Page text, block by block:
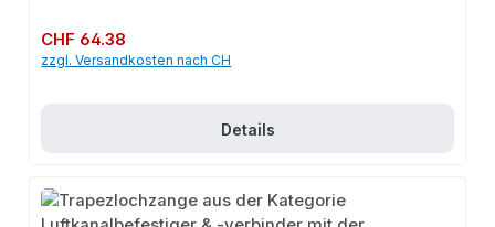
Regulärer Preis:
CHF 64.38
zzgl. Versandkosten nach CH
Details